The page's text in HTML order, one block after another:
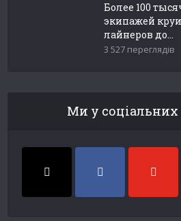
Более 100
экипажей
лайнеров до...
3 527 переглядів
Ми у